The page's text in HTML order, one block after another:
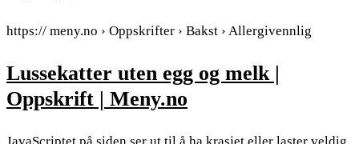
https:// meny.no › Oppskrifter › Bakst › Allergivennlig
Lussekatter uten egg og melk |
Oppskrift | Meny.no